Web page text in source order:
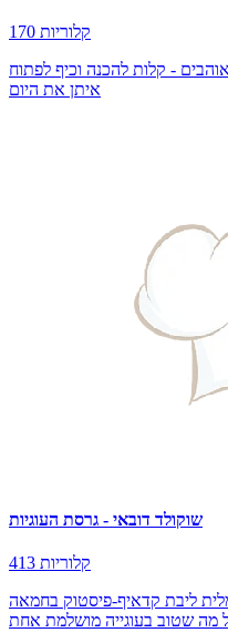
170 קלוריות
אוהבים - קלות להכנה וכיף לפתוח
איתן את היום
שוקולד דובאי - גרסת העוגיות
413 קלוריות
ליבת קדאיף-פיסטוק בחמאה
מה שטוב בעוגייה מושלמת אחת